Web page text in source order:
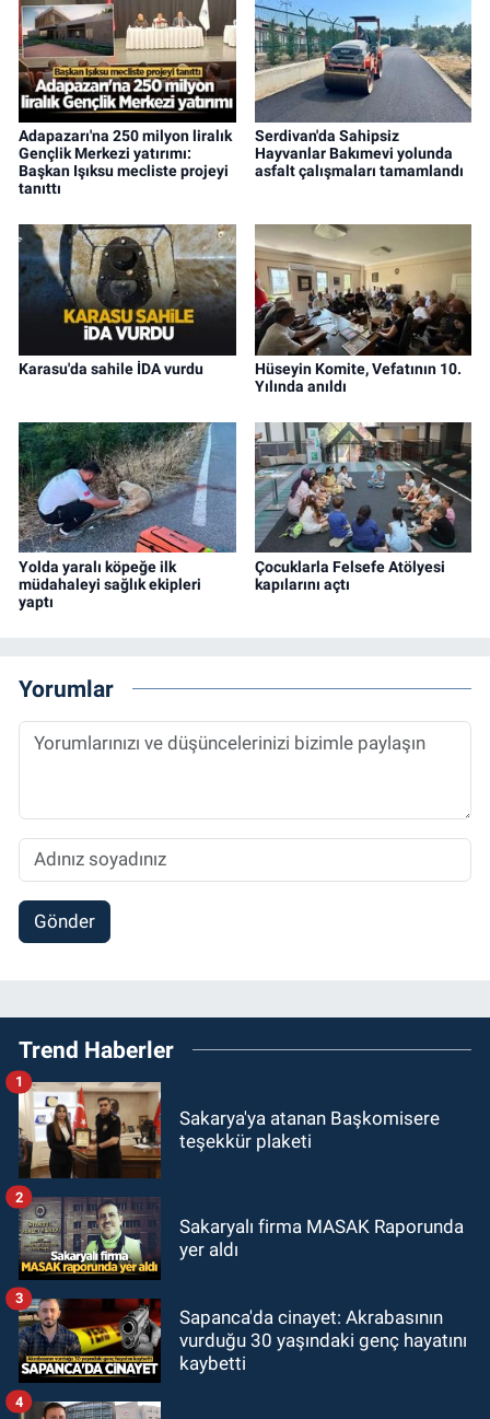
Adapazarı'na 250 milyon liralık
Gençlik Merkezi yatırımı:
Başkan Işıksu mecliste projeyi
tanıttı
Serdivan'da Sahipsiz
Hayvanlar Bakımevi yolunda
asfalt çalışmaları tamamlandı
Karasu'da sahile İDA vurdu
Hüseyin Komite, Vefatının 10.
Yılında anıldı
Yolda yaralı köpeğe ilk
müdahaleyi sağlık ekipleri
yaptı
Çocuklarla Felsefe Atölyesi
kapılarını açtı
Yorumlar
Gönder
Trend Haberler
Sakarya'ya atanan Başkomisere
teşekkür plaketi
1
Sakaryalı firma MASAK Raporunda
yer aldı
2
Sapanca'da cinayet: Akrabasının
vurduğu 30 yaşındaki genç hayatını
kaybetti
3
4